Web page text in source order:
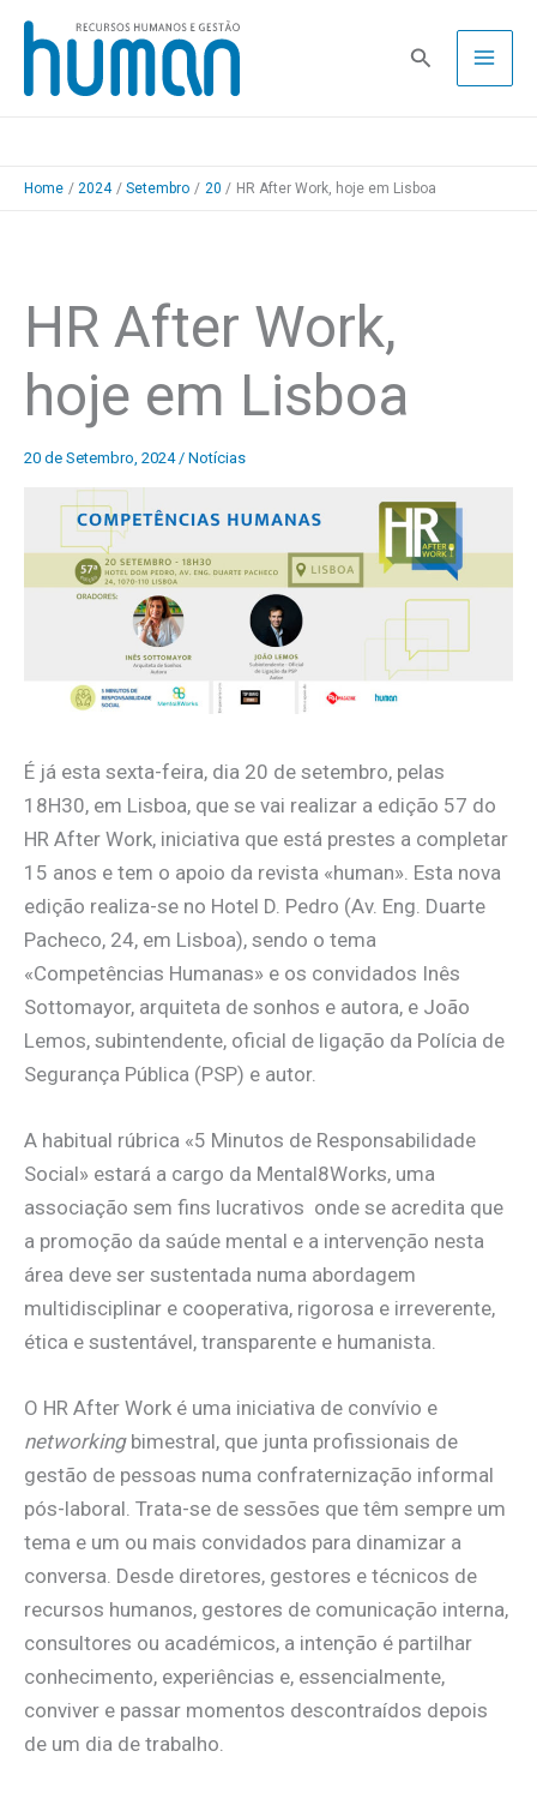
Skip
content
Pesquisa
Home 2024 Setembro 20 HR After Work, hoje em Lisboa
HR After Work,
hoje em Lisboa
20 de Setembro, 2024 / Notícias
É já esta sexta-feira, dia 20 de setembro, pelas
18H30, em Lisboa, que se vai realizar a edição 57 do
HR After Work, iniciativa que está prestes a completar
15 anos e tem o apoio da revista «human». Esta nova
edição realiza-se no Hotel D. Pedro (Av. Eng. Duarte
Pacheco, 24, em Lisboa), sendo o tema
«Competências Humanas» e os convidados Inês
Sottomayor, arquiteta de sonhos e autora, e João
Lemos, subintendente, oficial de ligação da Polícia de
Segurança Pública (PSP) e autor.
A habitual rúbrica «5 Minutos de Responsabilidade
Social» estará a cargo da Mental8Works, uma
associação sem fins lucrativos onde se acredita que
a promoção da saúde mental e a intervenção nesta
área deve ser sustentada numa abordagem
multidisciplinar e cooperativa, rigorosa e irreverente,
ética e sustentável, transparente e humanista.
O HR After Work é uma iniciativa de convívio e
networkingbimestral, que junta profissionais de
gestão de pessoas numa confraternização informal
pós-laboral. Trata-se de sessões que têm sempre um
tema e um ou mais convidados para dinamizar a
conversa. Desde diretores, gestores e técnicos de
recursos humanos, gestores de comunicação interna,
consultores ou académicos, a intenção é partilhar
conhecimento, experiências e, essencialmente,
conviver e passar momentos descontraídos depois
de um dia de trabalho.